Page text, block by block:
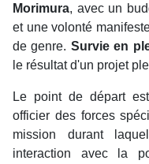
Morimura, avec un
et une volonté
de genre. Survie en
le résultat d'un projet
Le point de départ
officier des forces
mission durant
interaction avec la